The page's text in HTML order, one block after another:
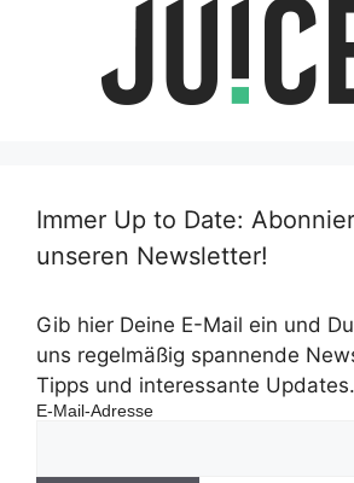
Immer Up to Date:
unseren Newsletter!
Gib hier Deine E-Mail ein und
uns regelmäßig spannende
Tipps und interessante Updates.
E-Mail-Adresse